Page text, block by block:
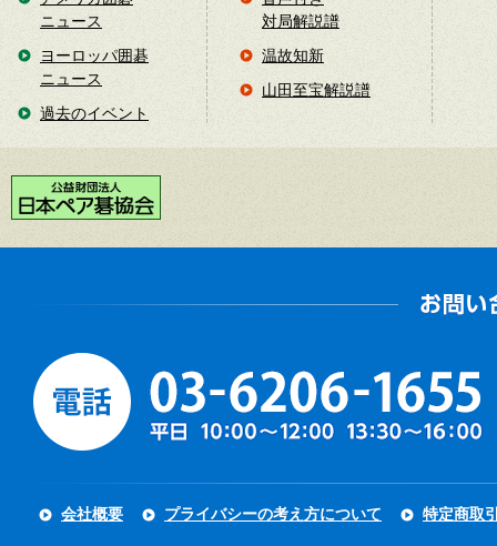
ニュース
ヨーロッパ囲碁
ニュース
過去のイベント
対局解説譜
温故知新
山田至宝解説譜
会社概要 プライバシーの考え方について 特定商取